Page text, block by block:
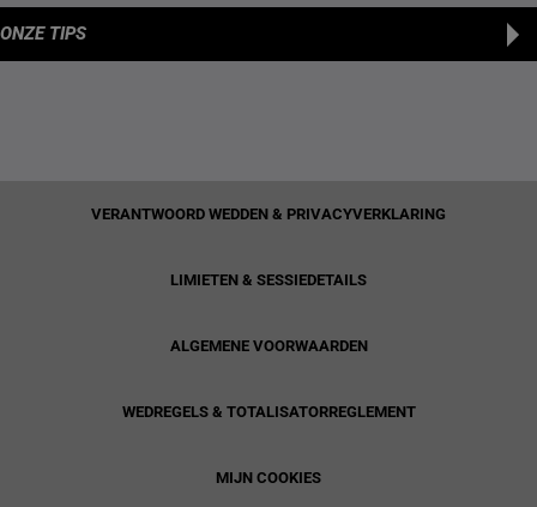
ONZE TIPS
VERANTWOORD WEDDEN & PRIVACYVERKLARING
LIMIETEN & SESSIEDETAILS
ALGEMENE VOORWAARDEN
WEDREGELS & TOTALISATORREGLEMENT
MIJN COOKIES